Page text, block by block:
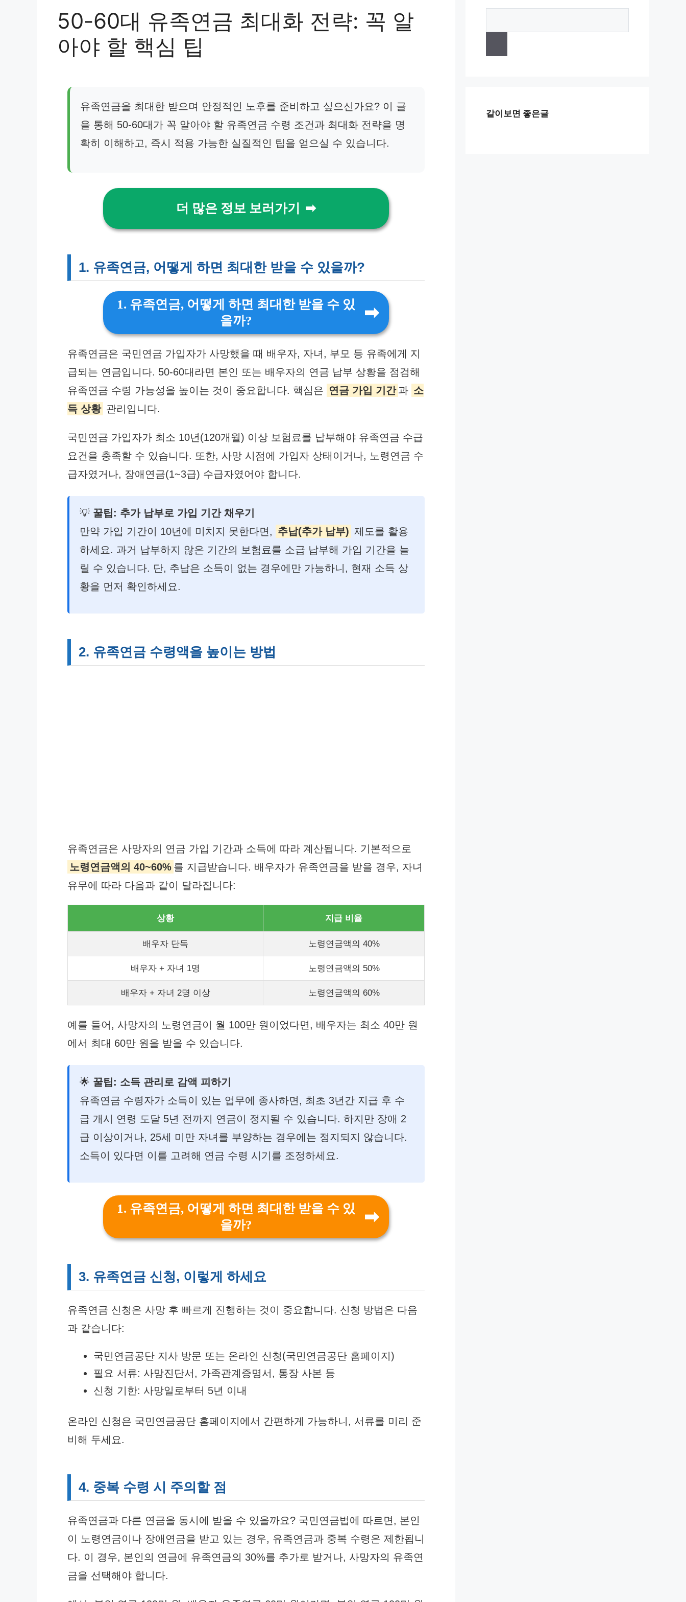
50-60대 유족연금 최대화 전략: 꼭 알
아야 할 핵심 팁
유족연금을 최대한 받으며 안정적인 노후를 준비하고 싶으신가요? 이 글
을 통해 50-60대가 꼭 알아야 할 유족연금 수령 조건과 최대화 전략을 명
확히 이해하고, 즉시 적용 가능한 실질적인 팁을 얻으실 수 있습니다.
더 많은 정보 보러가기
1. 유족연금, 어떻게 하면 최대한 받을 수 있을까?
1. 유족연금, 어떻게 하면 최대한 받을 수 있
을까?
유족연금은 국민연금 가입자가 사망했을 때 배우자, 자녀, 부모 등 유족에게 지
급되는 연금입니다. 50-60대라면 본인 또는 배우자의 연금 납부 상황을 점검해
유족연금 수령 가능성을 높이는 것이 중요합니다. 핵심은 연금 가입 기간 과 소
득 상황 관리입니다.
국민연금 가입자가 최소 10년(120개월) 이상 보험료를 납부해야 유족연금 수급
요건을 충족할 수 있습니다. 또한, 사망 시점에 가입자 상태이거나, 노령연금 수
급자였거나, 장애연금(1~3급) 수급자였어야 합니다.
💡 꿀팁: 추가 납부로 가입 기간 채우기
만약 가입 기간이 10년에 미치지 못한다면, 추납(추가 납부) 제도를 활용
하세요. 과거 납부하지 않은 기간의 보험료를 소급 납부해 가입 기간을 늘
릴 수 있습니다. 단, 추납은 소득이 없는 경우에만 가능하니, 현재 소득 상
황을 먼저 확인하세요.
2. 유족연금 수령액을 높이는 방법
유족연금은 사망자의 연금 가입 기간과 소득에 따라 계산됩니다. 기본적으로
노령연금액의 40~60% 를 지급받습니다. 배우자가 유족연금을 받을 경우, 자녀
유무에 따라 다음과 같이 달라집니다:
상황 지급 비율
배우자 단독 노령연금액의 40%
배우자 + 자녀 1명 노령연금액의 50%
배우자 + 자녀 2명 이상 노령연금액의 60%
예를 들어, 사망자의 노령연금이 월 100만 원이었다면, 배우자는 최소 40만 원
에서 최대 60만 원을 받을 수 있습니다.
🌟 꿀팁: 소득 관리로 감액 피하기
유족연금 수령자가 소득이 있는 업무에 종사하면, 최초 3년간 지급 후 수
급 개시 연령 도달 5년 전까지 연금이 정지될 수 있습니다. 하지만 장애 2
급 이상이거나, 25세 미만 자녀를 부양하는 경우에는 정지되지 않습니다.
소득이 있다면 이를 고려해 연금 수령 시기를 조정하세요.
1. 유족연금, 어떻게 하면 최대한 받을 수 있
을까?
3. 유족연금 신청, 이렇게 하세요
유족연금 신청은 사망 후 빠르게 진행하는 것이 중요합니다. 신청 방법은 다음
과 같습니다:
국민연금공단 지사 방문 또는 온라인 신청(국민연금공단 홈페이지)
필요 서류: 사망진단서, 가족관계증명서, 통장 사본 등
신청 기한: 사망일로부터 5년 이내
온라인 신청은 국민연금공단 홈페이지에서 간편하게 가능하니, 서류를 미리 준
비해 두세요.
4. 중복 수령 시 주의할 점
유족연금과 다른 연금을 동시에 받을 수 있을까요? 국민연금법에 따르면, 본인
이 노령연금이나 장애연금을 받고 있는 경우, 유족연금과 중복 수령은 제한됩니
다. 이 경우, 본인의 연금에 유족연금의 30%를 추가로 받거나, 사망자의 유족연
금을 선택해야 합니다.
같이보면 좋은글